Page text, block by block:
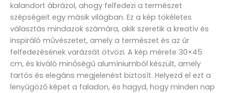
kalandort ábrázol, ahogy felfedezi a természet
szépségeit egy másik világban. Ez a kép tökéletes
választás mindazok számára, akik szeretik a kreatív és
inspiráló művészetet, amely a természet és az űr
felfedezésének varázsát ötvözi. A kép mérete 30×45
cm, és kiváló minőségű alumíniumból készült, amely
tartós és elegáns megjelenést biztosít. Helyezd el ezt a
lenyűgöző képet a faladon, és hagyd, hogy minden nap